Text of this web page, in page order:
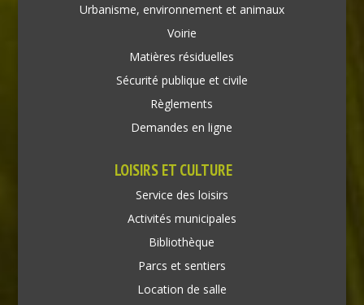
Urbanisme, environnement et animaux
Voirie
Matières résiduelles
Sécurité publique et civile
Règlements
Demandes en ligne
LOISIRS ET CULTURE
Service des loisirs
Activités municipales
Bibliothèque
Parcs et sentiers
Location de salle